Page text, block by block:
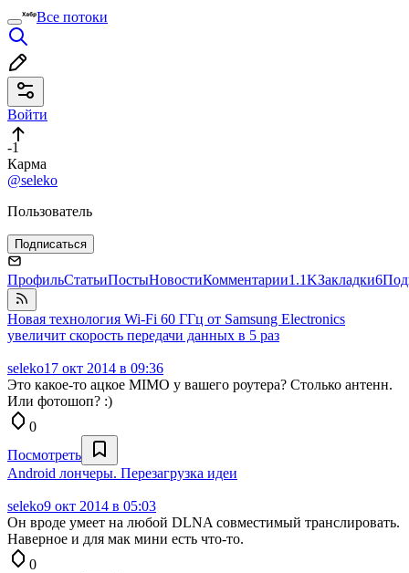
Все потоки
Войти
-1
Карма
@seleko
Пользователь
Подписаться
ПрофильСтатьиПостыНовостиКомментарии1.1KЗакладки6
Новая технология Wi-Fi 60 ГГц от Samsung Electronics
увеличит скорость передачи данных в 5 раз
seleko17 окт 2014 в 09:36
Это какое-то ацкое MIMO у вашего роутера? Столько антенн.
Или фотошоп? :)
0
Посмотреть
Android лончеры. Перезагрузка идеи
seleko9 окт 2014 в 05:03
Он вроде умеет на любой DLNA совместимый транслировать.
Наверное и для мак мини есть что-то.
0